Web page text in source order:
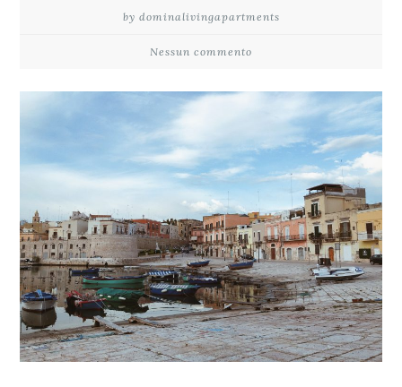
by dominalivingapartments
Nessun commento